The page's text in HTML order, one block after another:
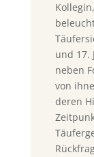
und 17.
neben
von
deren